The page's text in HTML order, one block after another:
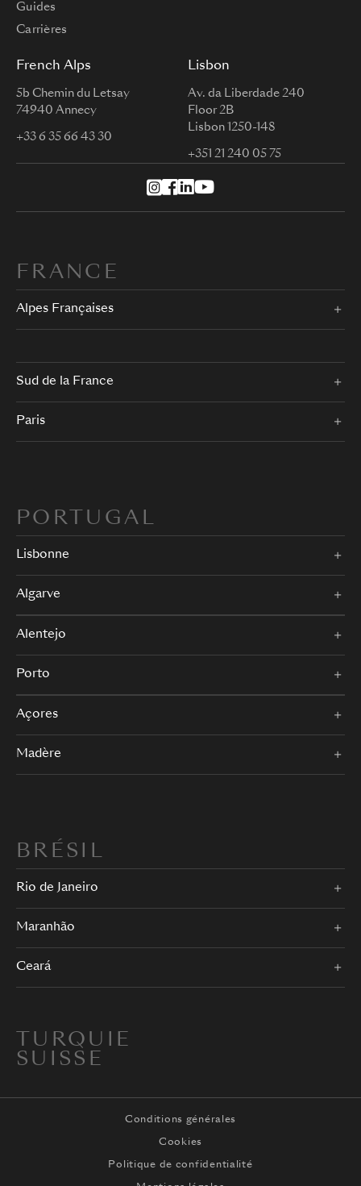
Guides
Carrières
French Alps
5b Chemin du Letsay
74940 Annecy
+33 6 35 66 43 30
Lisbon
Av. da Liberdade 240
Floor 2B
Lisbon 1250-148
+351 21 240 05 75
FRANCE
Alpes Françaises
Sud de la France
Paris
PORTUGAL
Lisbonne
Algarve
Alentejo
Porto
Açores
Madère
BRÉSIL
Rio de Janeiro
Maranhão
Ceará
TURQUIE
SUISSE
Conditions générales
Cookies
Politique de confidentialité